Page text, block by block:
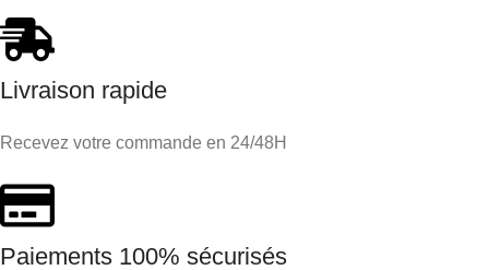
Livraison rapide
Recevez votre commande en 24/48H
Paiements 100% sécurisés